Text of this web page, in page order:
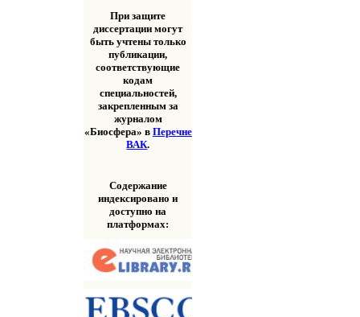
При защите
диссертации могут
быть учтены только
публикации,
соответствующие
кодам
специальностей,
закрепленным за
журналом
«Биосфера» в Перечне
ВАК.
Содержание
индексировано и
доступно на
платформах: